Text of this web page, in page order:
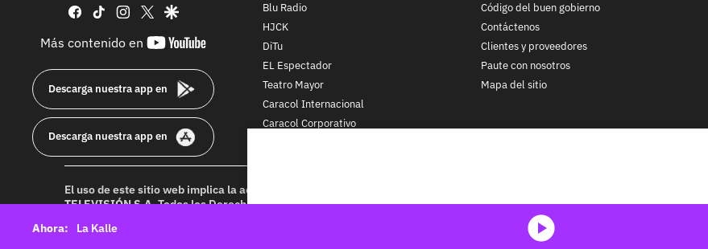
facebook
tiktok instagram
twittergoogle
Más contenido en
youtube-
Descarga nuestra app en
Descarga nuestra app en
Blu Radio
HJCK
DiTu
EL Espectador
Teatro Mayor
Caracol Internacional
Caracol Corporativo
Código del buen gobierno
Contáctenos
Clientes y proveedores
Paute con nosotros
Mapa del sitio
El uso de este sitio web implica la aceptación de los
TELEVISIÓN S.A.Todos los Derechos Reservados D.R.A. Prohibida su reproducción total o parcial, así como su traducción a
idioma sin autorización escrita de su titular. Reproduction in whole or in part, or translation without written permission is
rights reserved 2025.
La Kalle